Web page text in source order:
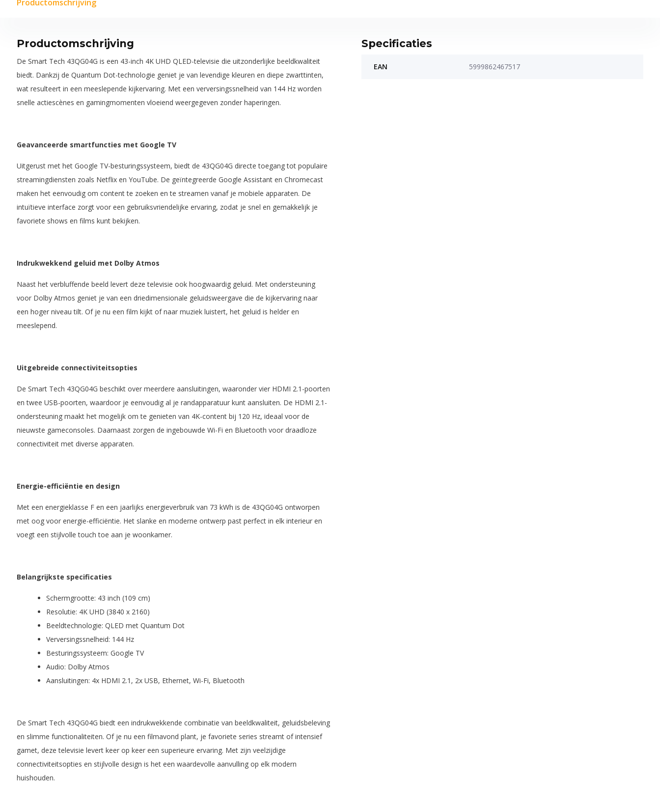
Productomschrijving
Productomschrijving
De Smart Tech 43QG04G is een 43-inch 4K UHD QLED-televisie die uitzonderlijke beeldkwaliteit
biedt. Dankzij de Quantum Dot-technologie geniet je van levendige kleuren en diepe zwarttinten,
wat resulteert in een meeslepende kijkervaring. Met een verversingssnelheid van 144 Hz worden
snelle actiescènes en gamingmomenten vloeiend weergegeven zonder haperingen.
Geavanceerde smartfuncties met Google TV
Uitgerust met het Google TV-besturingssysteem, biedt de 43QG04G directe toegang tot populaire
streamingdiensten zoals Netflix en YouTube. De geïntegreerde Google Assistant en Chromecast
maken het eenvoudig om content te zoeken en te streamen vanaf je mobiele apparaten. De
intuïtieve interface zorgt voor een gebruiksvriendelijke ervaring, zodat je snel en gemakkelijk je
favoriete shows en films kunt bekijken.
Indrukwekkend geluid met Dolby Atmos
Naast het verbluffende beeld levert deze televisie ook hoogwaardig geluid. Met ondersteuning
voor Dolby Atmos geniet je van een driedimensionale geluidsweergave die de kijkervaring naar
een hoger niveau tilt. Of je nu een film kijkt of naar muziek luistert, het geluid is helder en
meeslepend.
Uitgebreide connectiviteitsopties
De Smart Tech 43QG04G beschikt over meerdere aansluitingen, waaronder vier HDMI 2.1-poorten
en twee USB-poorten, waardoor je eenvoudig al je randapparatuur kunt aansluiten. De HDMI 2.1-
ondersteuning maakt het mogelijk om te genieten van 4K-content bij 120 Hz, ideaal voor de
nieuwste gameconsoles. Daarnaast zorgen de ingebouwde Wi-Fi en Bluetooth voor draadloze
connectiviteit met diverse apparaten.
Energie-efficiëntie en design
Met een energieklasse F en een jaarlijks energieverbruik van 73 kWh is de 43QG04G ontworpen
met oog voor energie-efficiëntie. Het slanke en moderne ontwerp past perfect in elk interieur en
voegt een stijlvolle touch toe aan je woonkamer.
Belangrijkste specificaties
Schermgrootte: 43 inch (109 cm)
Resolutie: 4K UHD (3840 x 2160)
Beeldtechnologie: QLED met Quantum Dot
Verversingssnelheid: 144 Hz
Besturingssysteem: Google TV
Audio: Dolby Atmos
Aansluitingen: 4x HDMI 2.1, 2x USB, Ethernet, Wi-Fi, Bluetooth
De Smart Tech 43QG04G biedt een indrukwekkende combinatie van beeldkwaliteit, geluidsbeleving
en slimme functionaliteiten. Of je nu een filmavond plant, je favoriete series streamt of intensief
gamet, deze televisie levert keer op keer een superieure ervaring. Met zijn veelzijdige
connectiviteitsopties en stijlvolle design is het een waardevolle aanvulling op elk modern
huishouden.
Specificaties
EAN 5999862467517